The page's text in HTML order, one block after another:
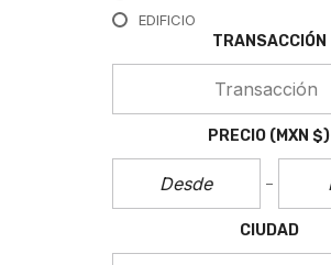
EDIFICIO
TRANSACCIÓN
Transacción
PRECIO (MXN $)
CIUDAD